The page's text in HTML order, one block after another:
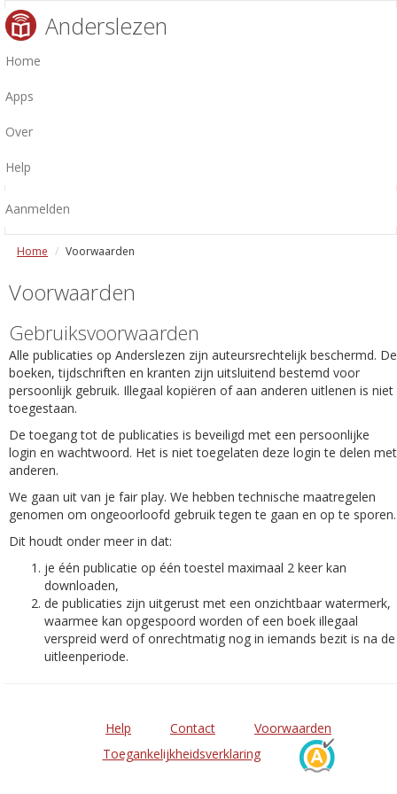
Anderslezen
Home
Apps
Over
Help
Aanmelden
Home Voorwaarden
Voorwaarden
Gebruiksvoorwaarden
Alle publicaties op Anderslezen zijn auteursrechtelijk beschermd. De
boeken, tijdschriften en kranten zijn uitsluitend bestemd voor
persoonlijk gebruik. Illegaal kopiëren of aan anderen uitlenen is niet
toegestaan.
De toegang tot de publicaties is beveiligd met een persoonlijke
login en wachtwoord. Het is niet toegelaten deze login te delen met
anderen.
We gaan uit van je fair play. We hebben technische maatregelen
genomen om ongeoorloofd gebruik tegen te gaan en op te sporen.
Dit houdt onder meer in dat:
je één publicatie op één toestel maximaal 2 keer kan
downloaden,
de publicaties zijn uitgerust met een onzichtbaar watermerk,
waarmee kan opgespoord worden of een boek illegaal
verspreid werd of onrechtmatig nog in iemands bezit is na de
uitleenperiode.
Help Contact
Voorwaarden
Toegankelijkheidsverklaring